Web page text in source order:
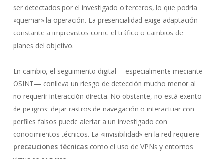
ser detectados por el investigado o terceros, lo que podría
«quemar» la operación. La presencialidad exige adaptación
constante a imprevistos como el tráfico o cambios de
planes del objetivo.
En cambio, el seguimiento digital —especialmente mediante
OSINT— conlleva un riesgo de detección mucho menor al
no requerir interacción directa. No obstante, no está exento
de peligros: dejar rastros de navegación o interactuar con
perfiles falsos puede alertar a un investigado con
conocimientos técnicos. La «invisibilidad» en la red requiere
precauciones técnicascomo el uso de VPNs y entornos